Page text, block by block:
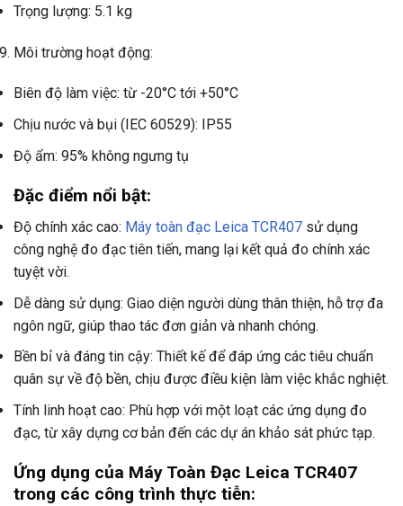
Trọng lượng: 5.1 kg
Môi trường hoạt động:
Biên độ làm việc: từ -20°C tới +50°C
Chịu nước và bụi (IEC 60529): IP55
Độ ẩm: 95% không ngưng tụ
Đặc điểm nổi bật:
Độ chính xác cao: Máy toàn đạc Leica TCR407 sử dụng
công nghệ đo đạc tiên tiến, mang lại kết quả đo chính xác
tuyệt vời.
Dễ dàng sử dụng: Giao diện người dùng thân thiện, hỗ trợ đa
ngôn ngữ, giúp thao tác đơn giản và nhanh chóng.
Bền bỉ và đáng tin cậy: Thiết kế để đáp ứng các tiêu chuẩn
quân sự về độ bền, chịu được điều kiện làm việc khắc nghiệt.
Tính linh hoạt cao: Phù hợp với một loạt các ứng dụng đo
đạc, từ xây dựng cơ bản đến các dự án khảo sát phức tạp.
Ứng dụng của Máy Toàn Đạc Leica TCR407
trong các công trình thực tiễn: